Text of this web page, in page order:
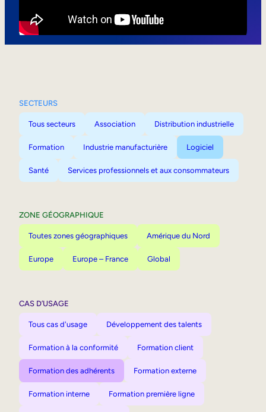
SECTEURS
Tous secteurs Association Distribution industrielle
Formation Industrie manufacturière Logiciel
Santé Services professionnels et aux consommateurs
ZONE GÉOGRAPHIQUE
Toutes zones géographiques Amérique du Nord
Europe Europe – France Global
CAS D’USAGE
Tous cas d'usage Développement des talents
Formation à la conformité Formation client
Formation des adhérents Formation externe
Formation interne Formation première ligne